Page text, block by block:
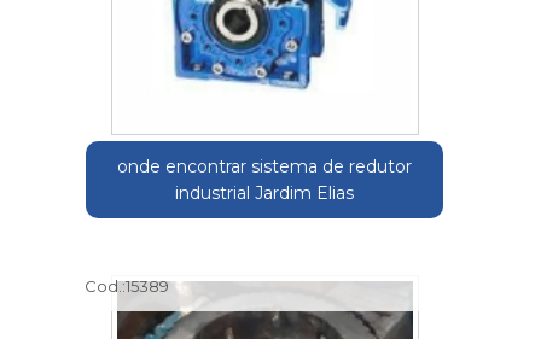
onde encontrar sistema de redutor
industrial Jardim Elias
Cod.:15389